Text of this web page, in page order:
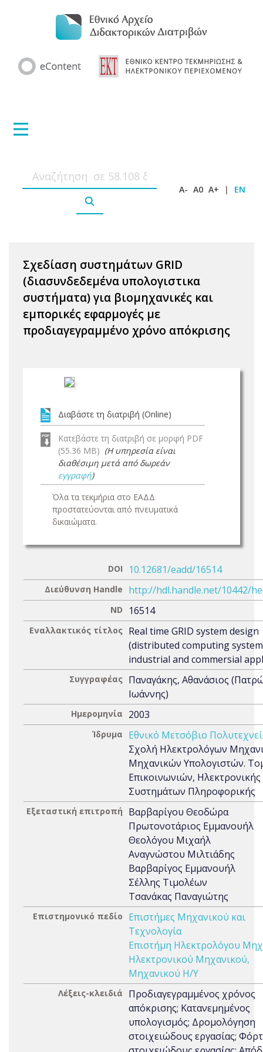
A- A0 A+ | EN
Σχεδίαση συστημάτων GRID
(διασυνδεδεμένα υπολογιστικα
συστήματα) για βιομηχανικές και
εμπορικές εφαρμογές με
προδιαγεγραμμένο χρόνο απόκρισης
Διαβάστε τη διατριβή (Online)
Κατεβάστε τη διατριβή σε μορφή PDF
(55.36 MB) (Η υπηρεσία είναι
διαθέσιμη μετά από δωρεάν
εγγραφή)
Όλα τα τεκμήρια στο ΕΑΔΔ
προστατεύονται από πνευματικά
δικαιώματα.
DOI 10.12681/eadd/16514
Διεύθυνση Handle http://hdl.handle.net/10442/
ND 16514
Εναλλακτικός τίτλος Real time GRID system design
(distributed computing
industrial and commersial
Συγγραφέας Παναγάκης, Αθανάσιος
Ιωάννης)
Ημερομηνία 2003
Ίδρυμα
Εθνικό Μετσόβιο
Σχολή Ηλεκτρολόγων
Μηχανικών Υπολογιστών.
Επικοινωνιών, Ηλεκτρονικής
Συστημάτων Πληροφορικής
Εξεταστική επιτροπή
Βαρβαρίγου Θεοδώρα
Πρωτονοτάριος Εμμανουήλ
Θεολόγου Μιχαήλ
Αναγνώστου Μιλτιάδης
Βαρβαρίγος Εμμανουήλ
Σέλλης Τιμολέων
Τσανάκας Παναγιώτης
Επιστημονικό πεδίο
Επιστήμες Μηχανικού και
Τεχνολογία
Επιστήμη Ηλεκτρολόγου
Ηλεκτρονικού Μηχανικού,
Μηχανικού Η/Υ
Λέξεις-κλειδιά
Προδιαγεγραμμένος χρόνος
απόκρισης; Κατανεμημένος
υπολογισμός; Δρομολόγηση
στοιχειώδους εργασίας;